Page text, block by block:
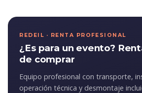
REDEIL · RENTA PROFESIONAL
¿Es para un evento?
de comprar
Equipo profesional con transporte,
operación técnica y desmontaje